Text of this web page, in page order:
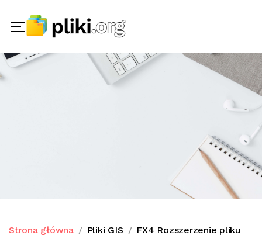
Strona główna Pliki GIS FX4 Rozszerzenie pliku